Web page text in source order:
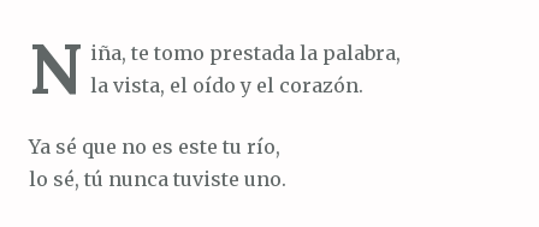
N iña, te tomo prestada la palabra,
la vista, el oído y el corazón.
Ya sé que no es este tu río,
lo sé, tú nunca tuviste uno.